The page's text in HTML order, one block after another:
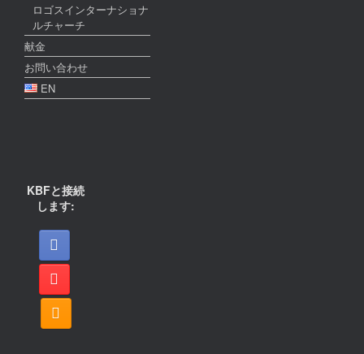
ロゴスインターナショナ
ルチャーチ
献金
お問い合わせ
EN
KBFと接続
します: